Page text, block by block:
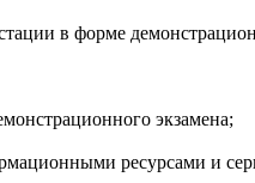
в форме
экзамена;
ресурсами и